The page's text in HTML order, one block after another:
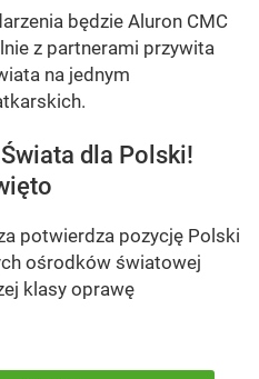
będzie Aluron CMC
z partnerami przywita
na jednym
dla Polski!
potwierdza pozycję Polski
ośrodków światowej
klasy oprawę